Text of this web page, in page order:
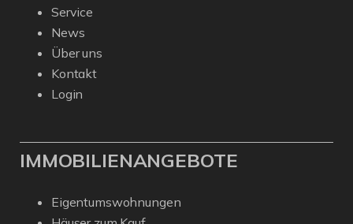
Service
News
Über uns
Kontakt
Login
IMMOBILIENANGEBOTE
Eigentumswohnungen